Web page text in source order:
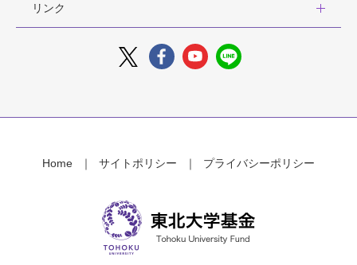
リンク
Home サイトポリシー プライバシーポリシー